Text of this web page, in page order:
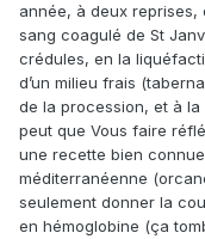
année, à deux
sang coagulé de St
crédules, en la
d’un milieu frais
de la procession, et à
peut que Vous faire
une recette bien
méditerranéenne
seulement donner la
en hémoglobine (ça